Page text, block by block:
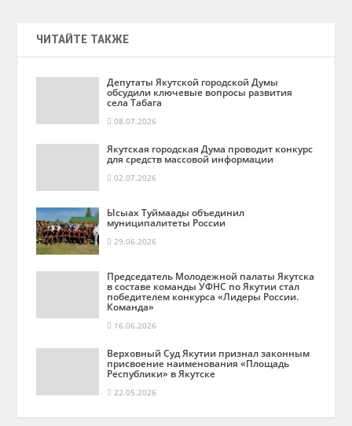
ЧИТАЙТЕ ТАКЖЕ
Депутаты Якутской городской Думы
обсудили ключевые вопросы развития
села Табага
08.07.2026
Якутская городская Дума проводит конкурс
для средств массовой информации
02.07.2026
Ысыах Туймаады объединил
муниципалитеты России
29.06.2026
Председатель Молодежной палаты Якутска
в составе команды УФНС по Якутии стал
победителем конкурса «Лидеры России.
Команда»
16.06.2026
Верховный Суд Якутии признал законным
присвоение наименования «Площадь
Республики» в Якутске
22.05.2026